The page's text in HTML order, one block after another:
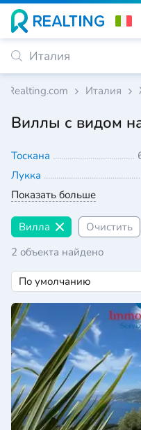
Realting.com Италия
Виллы с видом
Тоскана
Лукка
Показать больше
Вилла
Очистить
2 объекта найдено